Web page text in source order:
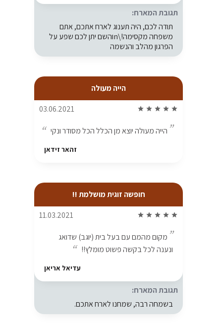
תגובת המארח:
תודה לכם, היה תענוג לארח אתכם, אתם
משפחה מקסימה!\nוהשם יתן לכם שפע על
הפרגון מהלב והנשמה
הייה מעולה
star
star
star
star
star
03.06.2021
הייה מעולה יוצא מן הכלל הכל מסודר ונקי
זהאר זידאן
חופשה זוגית מושלמת !!
star
star
star
star
star
11.03.2021
מקום מהמם עם בעל בית (יוגב) שדואג
ונענה לכל בקשה פשוט מומלץ!!
עדיאל אריאן
תגובת המארח:
בשמחה רבה, שמחנו לארח אתכם.